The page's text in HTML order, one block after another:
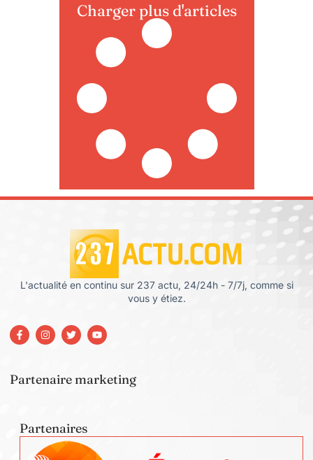
Charger plus d'articles
L'actualité en continu sur 237 actu, 24/24h - 7/7j, comme si
vous y étiez.
Partenaire marketing
Partenaires